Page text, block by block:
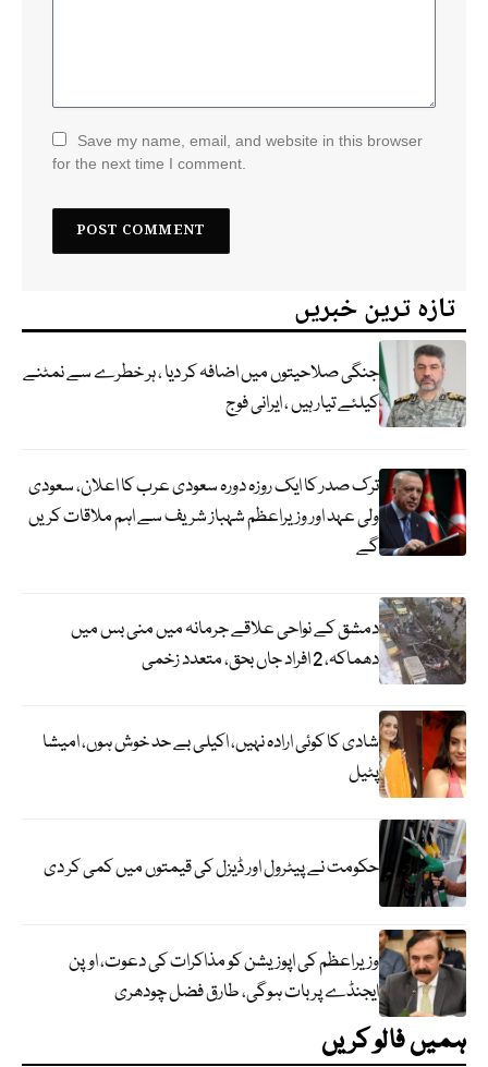
Save my name, email, and website in this browser
for the next time I comment.
تازہ ترین خبریں
جنگی صلاحیتوں میں اضافہ کر دیا ، ہر خطرے سے نمٹنے
کیلئے تیار ہیں ، ایرانی فوج
ترک صدر کا ایک روزہ دورہ سعودی عرب کا اعلان، سعودی
ولی عہد اور وزیراعظم شہباز شریف سے اہم ملاقات کریں
گے
دمشق کے نواحی علاقے جرمانہ میں منی بس میں
دھماکہ، 2 افراد جاں بحق، متعدد زخمی
شادی کا کوئی ارادہ نہیں، اکیلی بے حد خوش ہوں، امیشا
پٹیل
حکومت نے پیٹرول اور ڈیزل کی قیمتوں میں کمی کر دی
وزیراعظم کی اپوزیشن کو مذاکرات کی دعوت، اوپن
ایجنڈے پر بات ہوگی، طارق فضل چودھری
ہمیں فالو کریں